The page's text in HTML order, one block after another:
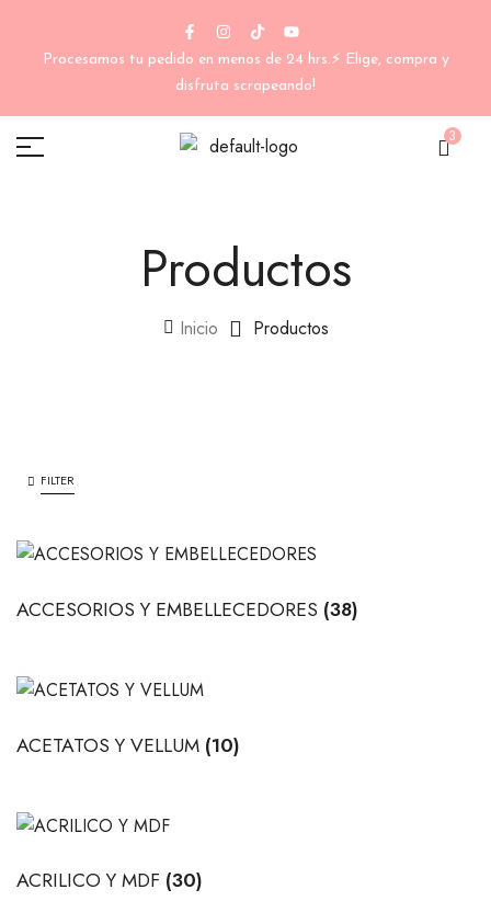
Procesamos tu pedido en menos de 24 hrs.⚡ Elige, compra y
disfruta scrapeando!
3
Productos
Inicio Productos
FILTER
ACCESORIOS Y EMBELLECEDORES (38)
ACETATOS Y VELLUM (10)
ACRILICO Y MDF (30)